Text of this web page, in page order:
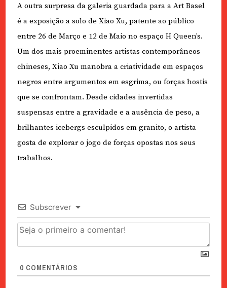
A outra surpresa da galeria guardada para a Art Basel
é a exposição a solo de Xiao Xu, patente ao público
entre 26 de Março e 12 de Maio no espaço H Queen’s.
Um dos mais proeminentes artistas contemporâneos
chineses, Xiao Xu manobra a criatividade em espaços
negros entre argumentos em esgrima, ou forças hostis
que se confrontam. Desde cidades invertidas
suspensas entre a gravidade e a ausência de peso, a
brilhantes icebergs esculpidos em granito, o artista
gosta de explorar o jogo de forças opostas nos seus
trabalhos.
Subscrever
0 COMENTÁRIOS